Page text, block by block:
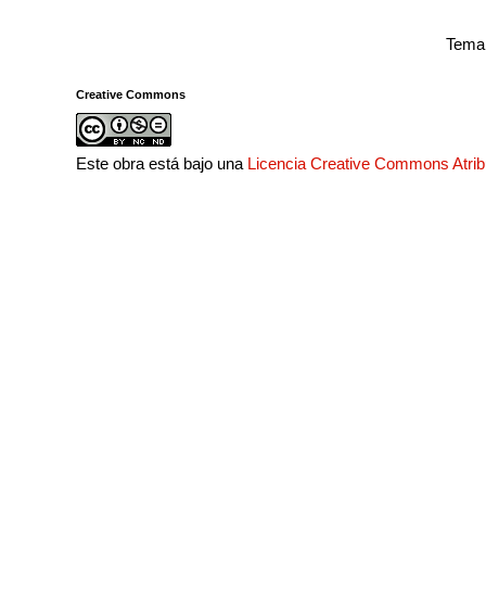
Creative Commons
Este obra está bajo una Licencia Creative Commons